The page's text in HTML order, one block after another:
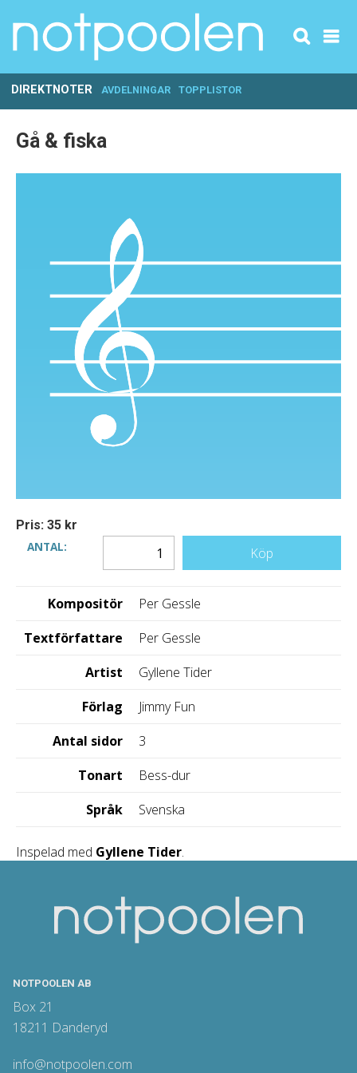
DIREKTNOTER AVDELNINGAR TOPPLISTOR
Gå & fiska
Pris: 35 kr
ANTAL:
Köp
Kompositör
Per Gessle
Textförfattare
Per Gessle
Artist
Gyllene Tider
Förlag
Jimmy Fun
Antal sidor
3
Tonart
Bess-dur
Språk
Svenska
Inspelad med Gyllene Tider.
NOTPOOLEN AB
Box 21
18211 Danderyd
info@notpoolen.com